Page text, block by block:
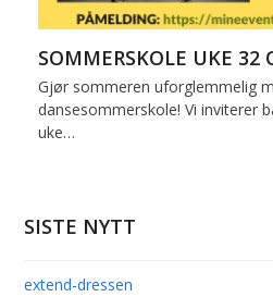
SOMMERSKOLE UKE 32
Gjør sommeren uforglemmelig
dansesommerskole! Vi inviterer
uke…
SISTE NYTT
extend-dressen